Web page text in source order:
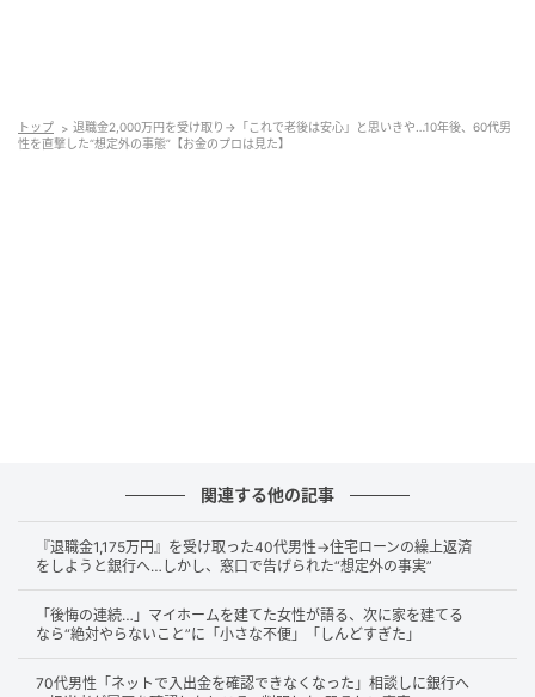
資産管理について深く考えることはなく、退職金は預
貯金として保有します。
生活費は現役時代と大きくは変わりません。
医療費や交際費、趣味の支出が重なっていきます。
一つひとつは小さくても、毎月数万円の赤字が続く状
態となりました。
年金受給後も差は埋まらず、不足分は預貯金から補う
トップ
退職金2,000万円を受け取り→「これで老後は安心」と思いきや…10年後、60代男
性を直撃した“想定外の事態”【お金のプロは見た】
関連する他の記事
『退職金1,175万円』を受け取った40代男性→住宅ローンの繰上返済
をしようと銀行へ…しかし、窓口で告げられた“想定外の事実”
「後悔の連続…」マイホームを建てた女性が語る、次に家を建てる
なら“絶対やらないこと”に「小さな不便」「しんどすぎた」
70代男性「ネットで入出金を確認できなくなった」相談しに銀行へ